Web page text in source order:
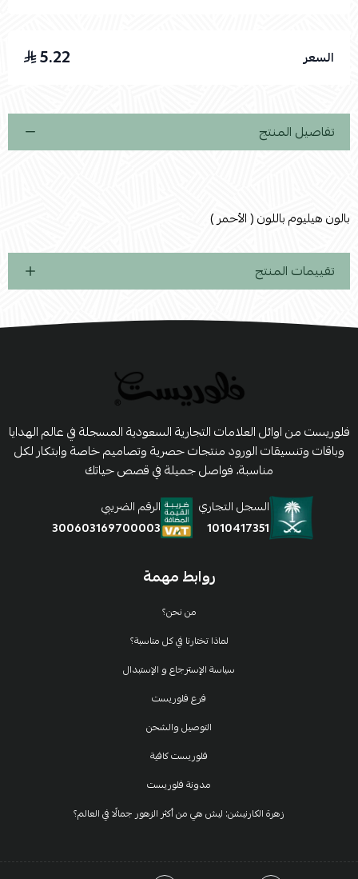
السعر 5.22
تفاصيل المنتج
بالون هيليوم باللون ( الأحمر )
تقييمات المنتج
روابط مهمة
من نحن؟
لماذا تختارنا في كل مناسبة؟
سياسة الإسترجاع و الإستبدال
فرع فلوريست
التوصيل والشحن
فلوريست كافية
مدونة فلوريست
زهرة الكارنيشن: ليش هي من أكثر الزهور جمالًا في العالم؟
فلوريست من اوائل العلامات التجارية السعودية المسجلة في عالم الهدايا
وباقات وتنسيقات الورود منتجات حصرية وتصاميم خاصة وابتكار لكل
مناسبة، فواصل جميلة في قصص حياتك
السجل التجاري
1010417351
الرقم الضريبي
300603169700003